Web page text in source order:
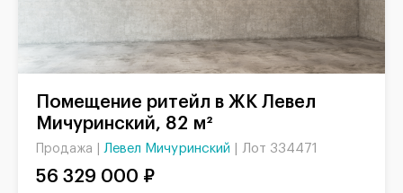
Помещение ритейл в ЖК Левел
Мичуринский, 82 м²
Продажа | Левел Мичуринский Лот 334471
56 329 000 ₽